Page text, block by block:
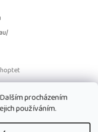
procházením
používáním.
. Všechna práva vyhrazena.